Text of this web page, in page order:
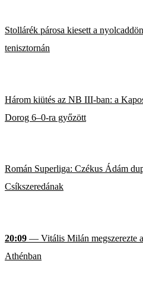
Stollárék párosa kiesett a
tenisztornán
Három kiütés az NB III-ban: a
Dorog 6–0-ra győzött
Román Superliga: Czékus Ádám
Csíkszeredának
20:09 — Vitális Milán megszerezte
Athénban